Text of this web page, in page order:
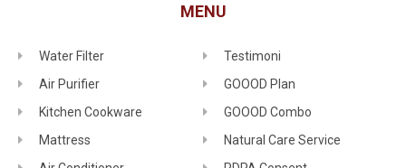
MENU
Water Filter
Air Purifier
Kitchen Cookware
Mattress
Testimoni
GOOOD Plan
GOOOD Combo
Natural Care Service